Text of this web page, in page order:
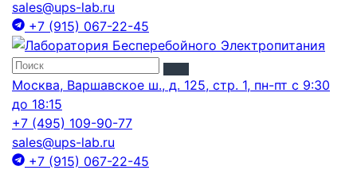
sales@ups-lab.ru
+7 (915) 067-22-45
Москва, Варшавское ш., д. 125, стр. 1, пн-пт с 9:30
до 18:15
+7 (495) 109-90-77
sales@ups-lab.ru
+7 (915) 067-22-45